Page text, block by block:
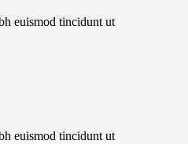
euismod tincidunt ut
euismod tincidunt ut